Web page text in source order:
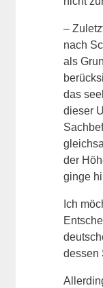
–
nach
als
das
dieser
der
ginge
Ich
dessen